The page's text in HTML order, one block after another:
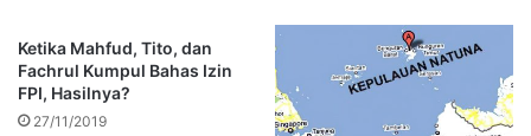
Ketika Mahfud, Tito, dan
Fachrul Kumpul Bahas Izin
FPI, Hasilnya?
27/11/2019